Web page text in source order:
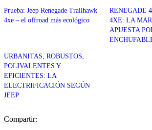
Prueba: Jeep Renegade Trailhawk
4xe – el offroad más ecológico
RENEGADE
4XE: LA
APUESTA
URBANITAS, ROBUSTOS,
POLIVALENTES Y
EFICIENTES: LA
ELECTRIFICACIÓN SEGÚN
JEEP
Compartir: